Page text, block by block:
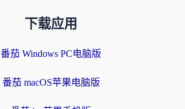
下载应用
番茄 Windows PC电脑版
番茄 macOS苹果电脑版